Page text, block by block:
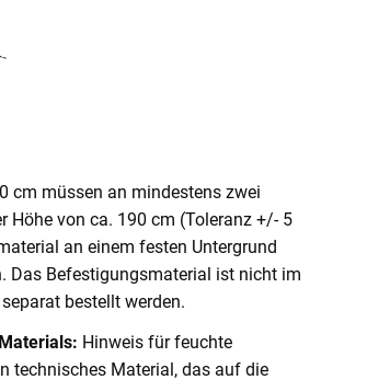
cm müssen an mindestens zwei
Höhe von ca. 190 cm (Toleranz +/- 5
an einem festen Untergrund
Das Befestigungsmaterial ist nicht im
bestellt werden.
Hinweis für feuchte
technisches Material, das auf die